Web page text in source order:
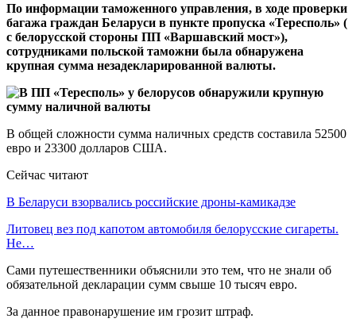
По информации таможенного управления, в ходе проверки
багажа граждан Беларуси в пункте пропуска «Тересполь» (
с белорусской стороны ПП «Варшавский мост»),
сотрудниками польской таможни была обнаружена
крупная сумма незадекларированной валюты.
В общей сложности сумма наличных средств составила 52500
евро и 23300 долларов США.
Сейчас читают
В Беларуси взорвались российские дроны-камикадзе
Литовец вез под капотом автомобиля белорусские сигареты.
Не…
Сами путешественники объяснили это тем, что не знали об
обязательной декларации сумм свыше 10 тысяч евро.
За данное правонарушение им грозит штраф.